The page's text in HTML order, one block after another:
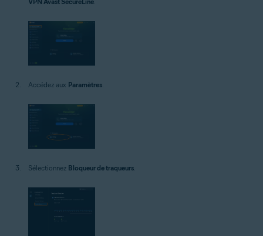
Accédez aux Paramètres.
Sélectionnez Bloqueur de traqueurs.